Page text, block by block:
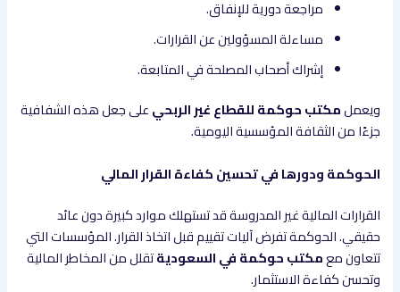
مراجعة دورية للإنفاق.
مساءلة المسؤولين عن القرارات.
إشراك أصحاب المصلحة في المتابعة.
ويعملمكتب حوكمة للقطاع غير الربحيعلى جعل هذه الشفافية
جزءًا من الثقافة المؤسسية اليومية.
الحوكمة ودورها في تحسين كفاءة القرار المالي
القرارات المالية غير المدروسة قد تستهلك موارد كبيرة دون عائد
حقيقي. الحوكمة تفرض آليات تقييم قبل اتخاذ القرار. المؤسسات التي
تتعاون معمكتب حوكمة في السعوديةتقلل من المخاطر المالية
وتحسن كفاءة الاستثمار.